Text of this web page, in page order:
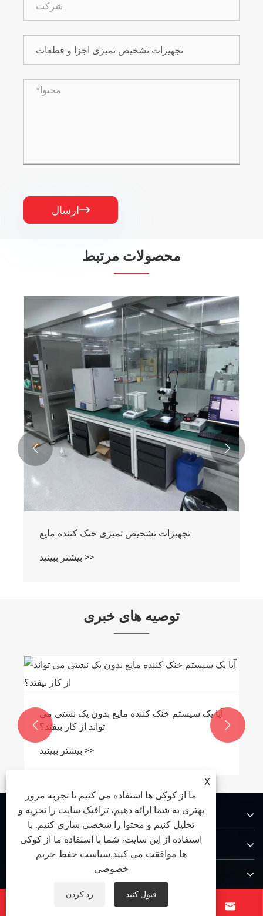
ارسال
محصولات مرتبط
تجهیزات تشخیص تمیزی خنک کننده مایع
بیشتر ببینید >>
 
توصیه های خبری
چگونه یک دستگاه تمیز کننده تمیزی قطعات
خودرو کیفیت ساخت را بهبود می بخشد؟
بیشتر ببینید >>
 
درباره ما
محصولات
ما را دنبال کنید  
X
ما از کوکی ها استفاده می کنیم تا تجربه مرور
بهتری به شما ارائه دهیم، ترافیک سایت را تجزیه و
تحلیل کنیم و محتوا را شخصی سازی کنیم. با
استفاده از این سایت، شما با استفاده ما از کوکی
ها موافقت می کنید.سیاست حفظ حریم
خصوصی
رد کردن قبول کنید